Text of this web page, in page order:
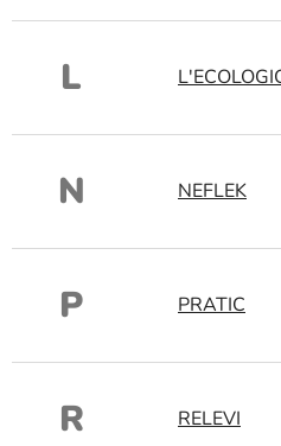
L
N NEFLEK
P PRATIC
R RELEVI